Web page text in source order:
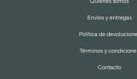
Envíos y entregas
Política de
Términos y
Contacto